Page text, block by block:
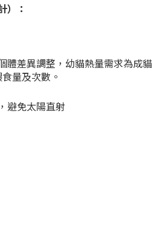
）：
體差異調整，幼貓熱量需求為成貓
量及次數。
避免太陽直射